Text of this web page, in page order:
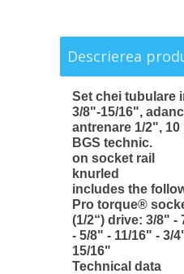
Descrierea
Set chei tubulare
3/8"-15/16",
antrenare 1/2", 10
BGS technic.
on socket rail
knurled
includes the
Pro torque®
(1/2“) drive: 3/8" -
- 5/8" - 11/16" - 3/
15/16"
Technical data